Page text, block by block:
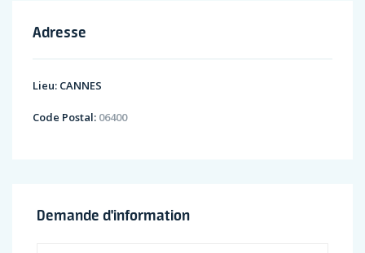
Adresse
Lieu: CANNES
Code Postal: 06400
Demande d'information